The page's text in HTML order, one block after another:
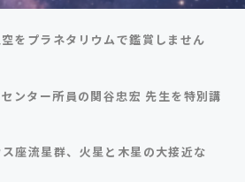
をプラネタリウムで鑑賞しません
ンター所員の関谷忠宏 先生を特別講
座流星群、 火星と木星の大接近な